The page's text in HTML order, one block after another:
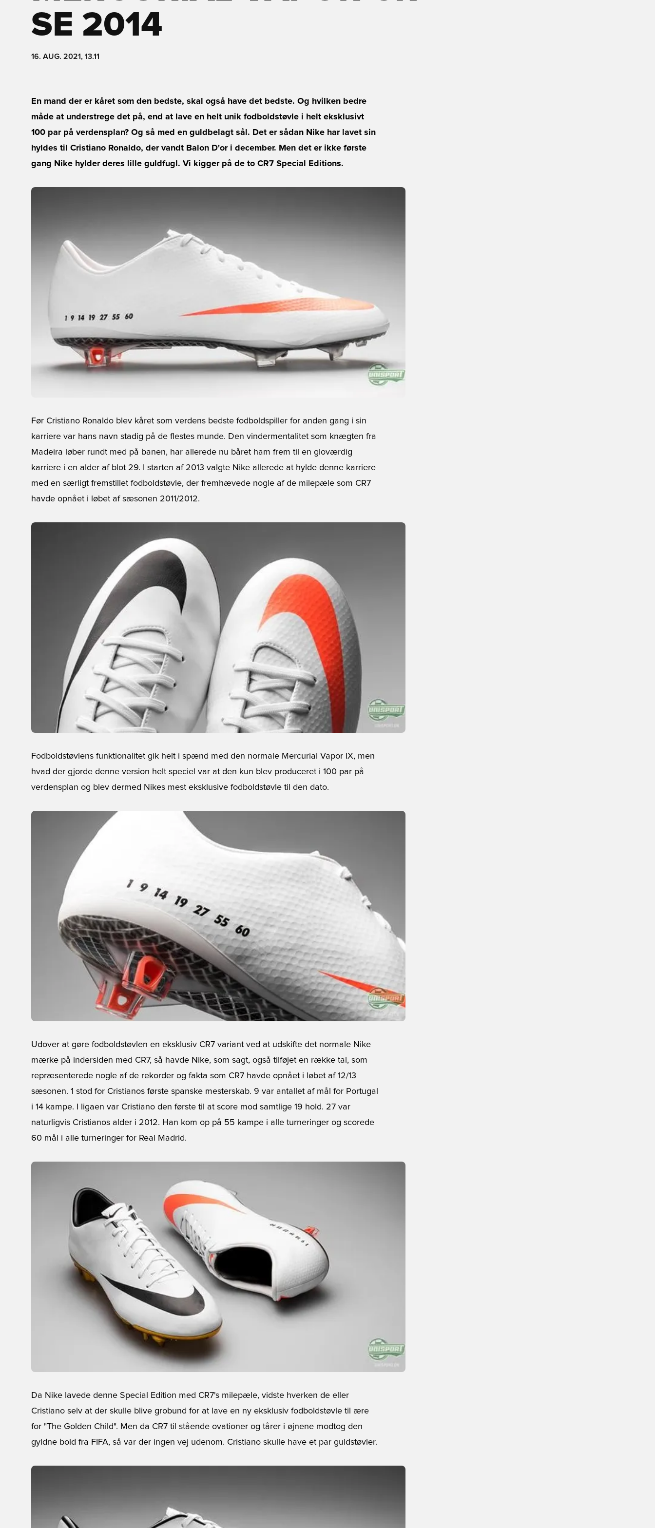
SE 2014
16. AUG. 2021, 13.11
En mand der er kåret som den bedste, skal også have det bedste. Og hvilken bedre
måde at understrege det på, end at lave en helt unik fodboldstøvle i helt eksklusivt
100 par på verdensplan? Og så med en guldbelagt sål. Det er sådan Nike har lavet sin
hyldes til Cristiano Ronaldo, der vandt Balon D'or i december. Men det er ikke første
gang Nike hylder deres lille guldfugl. Vi kigger på de to CR7 Special Editions.
Før Cristiano Ronaldo blev kåret som verdens bedste fodboldspiller for anden gang i sin
karriere var hans navn stadig på de flestes munde. Den vindermentalitet som knægten fra
Madeira løber rundt med på banen, har allerede nu båret ham frem til en gloværdig
karriere i en alder af blot 29. I starten af 2013 valgte Nike allerede at hylde denne karriere
med en særligt fremstillet fodboldstøvle, der fremhævede nogle af de milepæle som CR7
havde opnået i løbet af sæsonen 2011/2012.
Fodboldstøvlens funktionalitet gik helt i spænd med den normale Mercurial Vapor IX, men
hvad der gjorde denne version helt speciel var at den kun blev produceret i 100 par på
verdensplan og blev dermed Nikes mest eksklusive fodboldstøvle til den dato.
Udover at gøre fodboldstøvlen en eksklusiv CR7 variant ved at udskifte det normale Nike
mærke på indersiden med CR7, så havde Nike, som sagt, også tilføjet en række tal, som
repræsenterede nogle af de rekorder og fakta som CR7 havde opnået i løbet af 12/13
sæsonen. 1 stod for Cristianos første spanske mesterskab. 9 var antallet af mål for Portugal
i 14 kampe. I ligaen var Cristiano den første til at score mod samtlige 19 hold. 27 var
naturligvis Cristianos alder i 2012. Han kom op på 55 kampe i alle turneringer og scorede
60 mål i alle turneringer for Real Madrid.
Da Nike lavede denne Special Edition med CR7's milepæle, vidste hverken de eller
Cristiano selv at der skulle blive grobund for at lave en ny eksklusiv fodboldstøvle til ære
for "The Golden Child". Men da CR7 til stående ovationer og tårer i øjnene modtog den
gyldne bold fra FIFA, så var der ingen vej udenom. Cristiano skulle have et par guldstøvler.